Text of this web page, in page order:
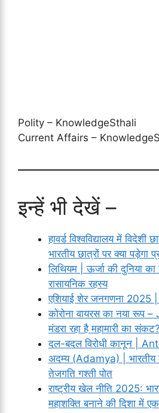
Polity – KnowledgeSthali
Current Affairs –
इन्हें भी देखें –
हावर्ड विश्वविद्यालय में विदेशी
भारतीय छात्रों पर क्या पड़ेगा
लिथियम | ऊर्जा की दुनिया
रासायनिक रहस्य
एशियाई शेर जनगणना 2025 |
कोरोना वायरस का नया रूप –
मंडरा रहा है महामारी का संकट?
दल-बदल विरोधी कानून |
अदम्य (Adamya) | भारतीय
तेजगति गश्ती पोत
राष्ट्रीय खेल नीति 2025:
महाशक्ति बनाने की दिशा में